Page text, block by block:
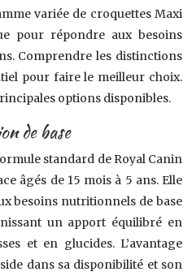
variée de croquettes Maxi
pour répondre aux besoins
Comprendre les distinctions
pour faire le meilleur choix.
options disponibles.
de base
standard de Royal Canin
âgés de 15 mois à 5 ans. Elle
besoins nutritionnels de base
un apport équilibré en
et en glucides. L’avantage
dans sa disponibilité et son